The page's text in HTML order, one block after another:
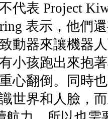
代表 Project
表示，他們
動器來讓機器
小孩跑出來抱
心翻倒。同時
世界和人臉，